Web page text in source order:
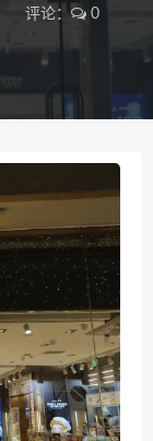
评论：
0